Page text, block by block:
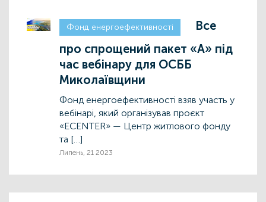
Фонд енергоефективності
Все
про спрощений пакет «А» під
час вебінару для ОСББ
Миколаївщини
Фонд енергоефективності взяв участь у
вебінарі, який організував проєкт
«ECENTER» — Центр житлового фонду
та […]
Липень, 21 2023